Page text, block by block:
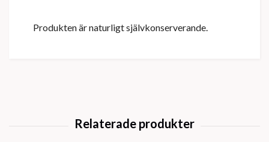
Produkten är naturligt självkonserverande.